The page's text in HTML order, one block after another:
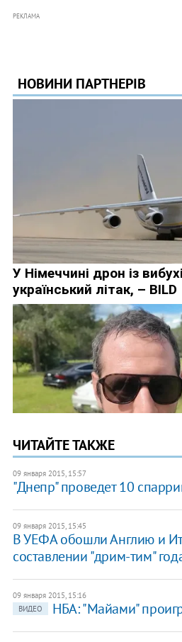
РЕКЛАМА
ЧИТАЙТЕ ТАКЖЕ
09 января 2015, 15:57
"Днепр" проведет 10
09 января 2015, 15:45
В УЕФА обошли Англию и
составлении "дрим-тим"
09 января 2015, 15:16
ВИДЕО
НБА: "Майами"